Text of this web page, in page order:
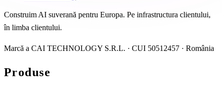
Construim AI suverană pentru Europa. Pe infrastructura clientului,
în limba clientului.
Marcă a CAI TECHNOLOGY S.R.L. · CUI 50512457 · România
Produse